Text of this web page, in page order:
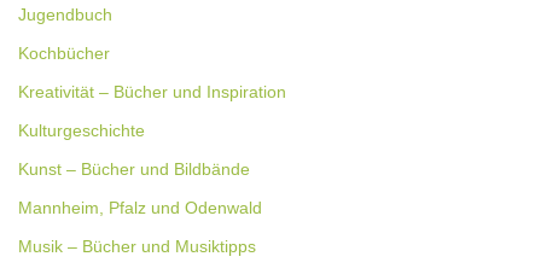
Jugendbuch
Kochbücher
Kreativität – Bücher und Inspiration
Kulturgeschichte
Kunst – Bücher und Bildbände
Mannheim, Pfalz und Odenwald
Musik – Bücher und Musiktipps